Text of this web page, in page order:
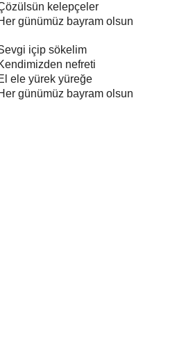
kelepçeler
günümüz bayram olsun
içip sökelim
nefreti
ele yürek yüreğe
günümüz bayram olsun